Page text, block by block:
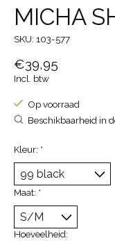
MICHA
SKU: 103-577
€39,95
Incl. btw
Op voorraad
Beschikbaarheid in
Kleur: *
Maat: *
Hoeveelheid: